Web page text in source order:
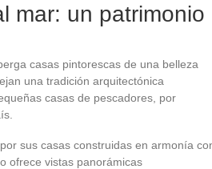
mar: un patrimonio
casas pintorescas de una belleza
una tradición arquitectónica
casas de pescadores, por
sus casas construidas en armonía
ofrece vistas panorámicas